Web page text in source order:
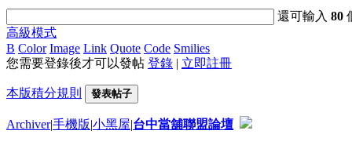
還可輸入80
高級模式
B Color Image Link Quote Code Smilies
您需要登錄後才可以發帖 登錄 | 立即註冊
本版積分規則 發表帖子
Archiver|手機版|小黑屋|台中當舖聯盟論壇